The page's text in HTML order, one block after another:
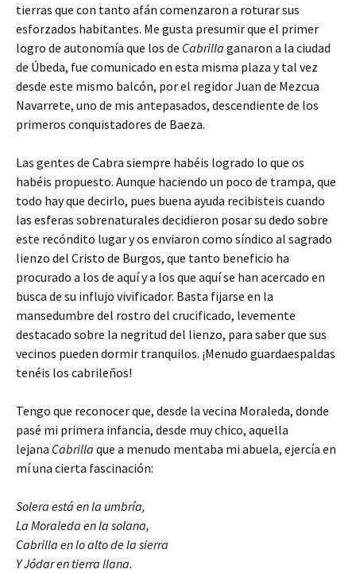
tierras que con tanto afán comenzaron a roturar sus
esforzados habitantes. Me gusta presumir que el primer
logro de autonomía que los de Cabrilla ganaron a la ciudad
de Úbeda, fue comunicado en esta misma plaza y tal vez
desde este mismo balcón, por el regidor Juan de Mezcua
Navarrete, uno de mis antepasados, descendiente de los
primeros conquistadores de Baeza.
Las gentes de Cabra siempre habéis logrado lo que os
habéis propuesto. Aunque haciendo un poco de trampa, que
todo hay que decirlo, pues buena ayuda recibisteis cuando
las esferas sobrenaturales decidieron posar su dedo sobre
este recóndito lugar y os enviaron como síndico al sagrado
lienzo del Cristo de Burgos, que tanto beneficio ha
procurado a los de aquí y a los que aquí se han acercado en
busca de su influjo vivificador. Basta fijarse en la
mansedumbre del rostro del crucificado, levemente
destacado sobre la negritud del lienzo, para saber que sus
vecinos pueden dormir tranquilos. ¡Menudo guardaespaldas
tenéis los cabrileños!
Tengo que reconocer que, desde la vecina Moraleda, donde
pasé mi primera infancia, desde muy chico, aquella
lejana Cabrilla que a menudo mentaba mi abuela, ejercía en
mí una cierta fascinación:
Solera está en la umbría,
La Moraleda en la solana,
Cabrilla en lo alto de la sierra
Y Jódar en tierra llana.